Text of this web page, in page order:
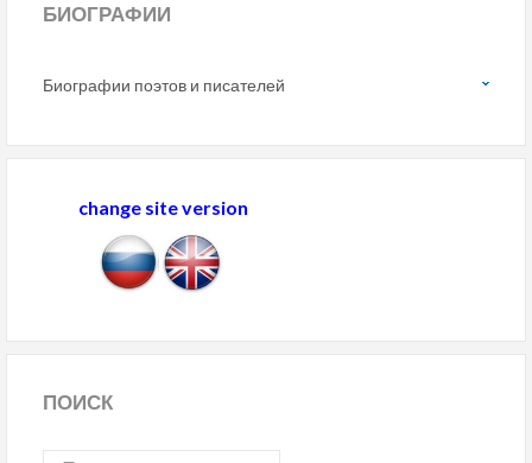
БИОГРАФИИ
Биографии поэтов и писателей
change site version
ПОИСК